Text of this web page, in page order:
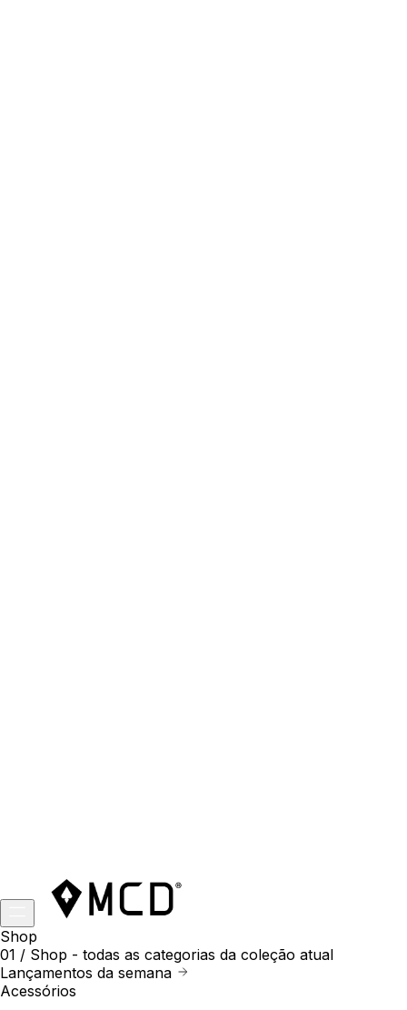
Shop
01 / Shop - todas as categorias da coleção atual
Lançamentos da semana
Acessórios